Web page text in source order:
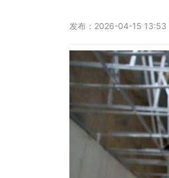
发布：2026-04-15 13:53 |